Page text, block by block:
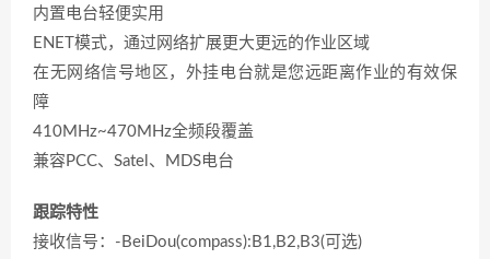
内置电台轻便实用
ENET模式，通过网络扩展更大更远的作业区域
在无网络信号地区，外挂电台就是您远距离作业的有效保
障
410MHz~470MHz全频段覆盖
兼容PCC、Satel、MDS电台
跟踪特性
接收信号：-BeiDou(compass):B1,B2,B3(可选)